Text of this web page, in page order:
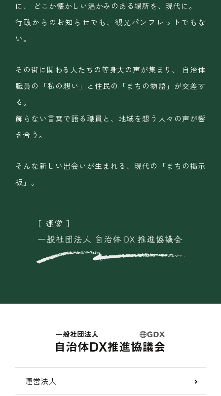
に、
どこか懐かしい温かみのある場所を、現代に。
行政からのお知らせでも、観光パンフレットでもな
い。
その街に関わる人たちの等身大の声が集まり、
自治体
職員の「私の想い」と住民の「まちの物語」が交差す
る。
飾らない言葉で語る職員と、地域を想う人々の声が響
き合う。
そんな新しい出会いが生まれる、現代の「まちの掲示
板」。
運営法人